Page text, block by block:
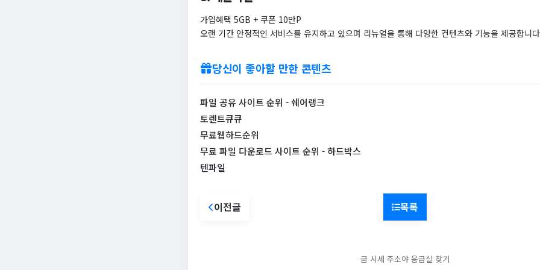
가입혜택 5GB + 쿠폰 10만P
오랜 기간 안정적인 서비스를 유지하고 있으며 리뉴얼을 통해 다양한 컨텐츠와 기능을 제공합니
당신이 좋아할 만한 콘텐츠
파일 공유 사이트 순위 - 쉐어랭크
토렌트큐큐
무료웹하드순위
무료 파일 다운로드 사이트 순위 - 하드박스
텐파일
이전글 목록
금 시세 주소야 응급실 찾기